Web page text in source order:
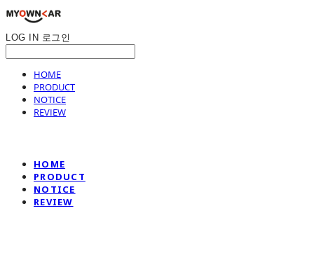
LOG IN 로그인
HOME
PRODUCT
NOTICE
REVIEW
HOME
PRODUCT
NOTICE
REVIEW